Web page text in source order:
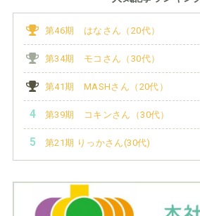
第46期 はなさん（20代）
第34期 モコさん（30代）
第41期 MASHさん（20代）
第39期 コキンさん（30代）
第21期 りっかさん(30代)